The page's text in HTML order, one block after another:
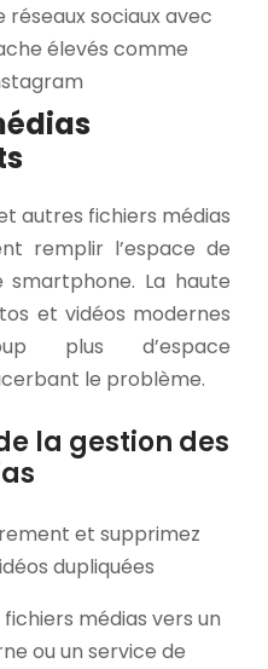
sociaux avec
élevés comme
autres fichiers médias
remplir l’espace de
La haute
et vidéos modernes
plus d’espace
le problème.
la gestion des
et supprimez
dupliquées
médias vers un
ou un service de